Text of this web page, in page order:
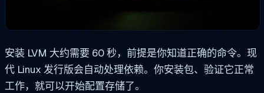
安装 LVM 大约需要 60 秒，前提是你知道正确的命令。现
代 Linux 发行版会自动处理依赖。你安装包、验证它正常
工作，就可以开始配置存储了。